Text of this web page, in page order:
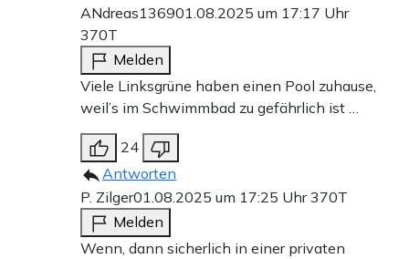
ANdreas136901.08.2025 um 17:17 Uhr
370T
Melden
Viele Linksgrüne haben einen Pool zuhause,
weil’s im Schwimmbad zu gefährlich ist …
24
Antworten
P. Zilger01.08.2025 um 17:25 Uhr370T
Melden
Wenn, dann sicherlich in einer privaten